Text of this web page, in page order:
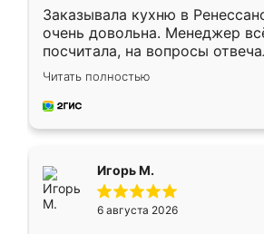
Заказывала кухню в
очень довольна. Менеджер
посчитала, на вопросы
Замерщик приехал в субботу,
делу со всей
за день, ребята работали
Читать полностью
Игорь М.
6 августа 2026